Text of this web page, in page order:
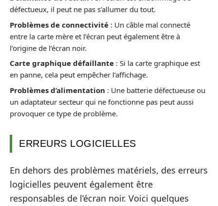
défectueux, il peut ne pas s’allumer du tout.
Problèmes de connectivité : Un câble mal connecté
entre la carte mère et l’écran peut également être à
l’origine de l’écran noir.
Carte graphique défaillante : Si la carte graphique est
en panne, cela peut empêcher l’affichage.
Problèmes d’alimentation : Une batterie défectueuse ou
un adaptateur secteur qui ne fonctionne pas peut aussi
provoquer ce type de problème.
ERREURS LOGICIELLES
En dehors des problèmes matériels, des erreurs
logicielles peuvent également être
responsables de l’écran noir. Voici quelques